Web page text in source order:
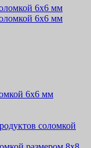
6х6 мм